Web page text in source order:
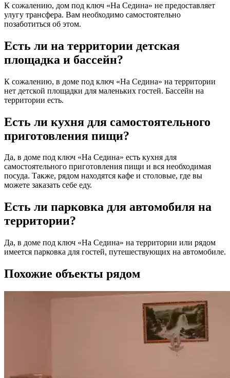
К сожалению, дом под ключ «На Седина» не предоставляет
улугу трансфера. Вам необходимо самостоятельно
позаботиться об этом.
Есть ли на территории детская
площадка и бассейн?
К сожалению, в доме под ключ «На Седина» на территории
нет детской площадки для маленьких гостей. Бассейн на
территории есть.
Есть ли кухня для самостоятельного
приготовления пищи?
Да, в доме под ключ «На Седина» есть кухня для
самостоятельного приготовления пищи и вся необходимая
посуда. Также, рядом находятся кафе и столовые, где вы
можете заказать себе еду.
Есть ли парковка для автомобиля на
территории?
Да, в доме под ключ «На Седина» на территории или рядом
имеется парковка для гостей, путешествующих на автомобиле.
Похожие объекты рядом